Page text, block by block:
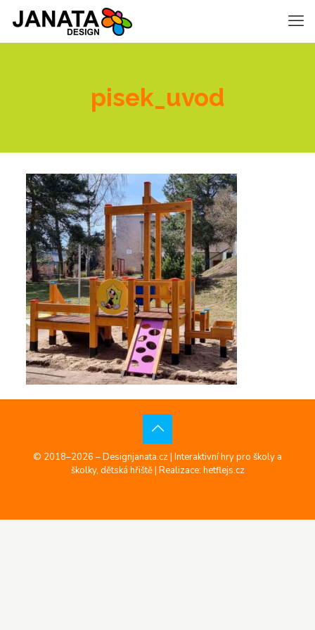
pisek_uvod
© 2018–2026 – Designjanata.cz | Interaktivní hry pro školy a
školky, dětská hřiště | Realizace: hetflejs.cz